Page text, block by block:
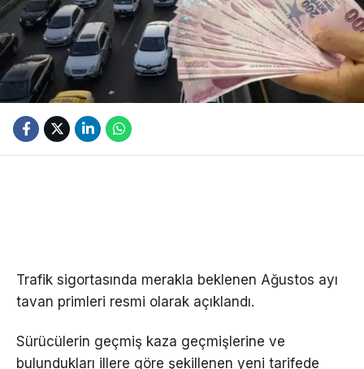
Trafik sigortasında merakla beklenen Ağustos ayı
tavan primleri resmi olarak açıklandı.
Sürücülerin geçmiş kaza geçmişlerine ve
bulundukları illere göre şekillenen yeni tarifede